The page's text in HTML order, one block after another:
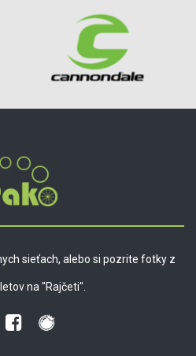
sieťach, alebo si pozrite fotky z
na "Rajčeti".